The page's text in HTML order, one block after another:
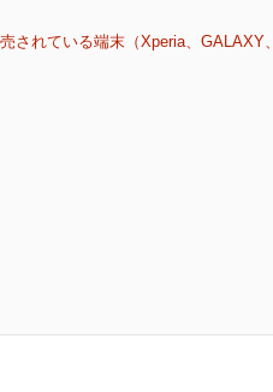
されている端末（Xperia、GALAXY、